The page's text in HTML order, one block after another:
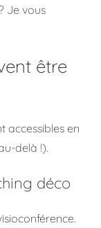
Je vous
être
accessibles en
delà !).
déco